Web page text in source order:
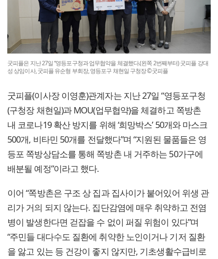
굿피플은 지난 27일 “영등포구청과 업무협약을 체결했다.(왼쪽 2번째부터) 굿피플 강대
성 상임이사, 굿피플 유순형 부회장, 영등포구 채현일 구청장 ©굿피플
굿피플(이사장 이영훈)관계자는 지난 27일 “영등포구청
(구청장 채현일)과 MOU(업무협약)을 체결하고 쪽방촌
내 코로나19 확산 방지를 위해 ‘희망박스’ 50개와 마스크
500개, 비타민 50개를 전달했다”며 “지원된 물품들은 영
등포 쪽방상담소를 통해 쪽방촌 내 거주하는 50가구에
배분될 예정”이라고 했다.
이어 “쪽방촌은 구조 상 집과 집사이가 붙어있어 위생 관
리가 거의 되지 않는다. 집단감염에 매우 취약하고 전염
병이 발생한다면 걷잡을 수 없이 퍼질 위험이 있다”며
“주민들 대다수도 질환에 취약한 노인이거나 기저 질환
을 앓고 있는 등 건강이 좋지 않지만, 기초생활수급비로